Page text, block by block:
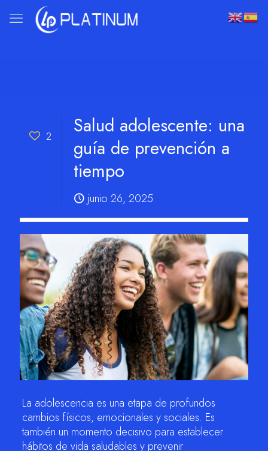
2
Salud adolescente: una
guía de prevención a
tiempo
junio 26, 2025
La adolescencia es una etapa de profundos
cambios físicos, emocionales y sociales. Es
también un momento decisivo para establecer
hábitos de vida saludables y prevenir